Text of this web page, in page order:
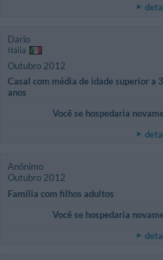
Dario
Itália
Outubro 2012
Casal com média de idade superior a
anos
Você se hospedaria
Anônimo
Outubro 2012
Família com filhos adultos
Você se hospedaria